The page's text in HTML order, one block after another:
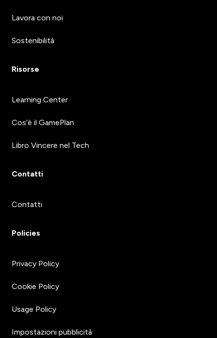
Lavora con noi
Sostenibilità
Risorse
Learning Center
Cos’è il GamePlan
Libro Vincere nel Tech
Contatti
Contatti
Policies
Privacy Policy
Cookie Policy
Usage Policy
Impostazioni pubblicità